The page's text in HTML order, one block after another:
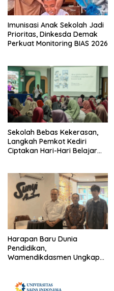
Imunisasi Anak Sekolah Jadi
Prioritas, Dinkesda Demak
Perkuat Monitoring BIAS 2026
Sekolah Bebas Kekerasan,
Langkah Pemkot Kediri
Ciptakan Hari-Hari Belajar
Harapan Baru Dunia
Pendidikan,
Wamendikdasmen Ungkap